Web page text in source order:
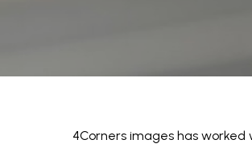
4Corners images has